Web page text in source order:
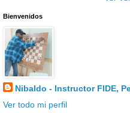
Bienvenidos
Nibaldo - Instructor FIDE,
Ver todo mi perfil